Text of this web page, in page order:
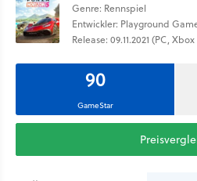
Genre: Rennspiel
Entwickler: Playground
Release: 09.11.2021 (PC,
90
GameStar